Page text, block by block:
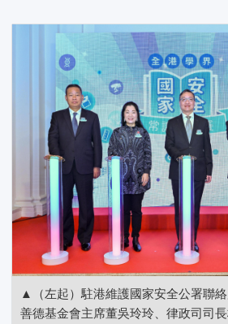
▲（左起）駐港維護國家安全公署聯
善德基金會主席董吳玲玲、律政司司